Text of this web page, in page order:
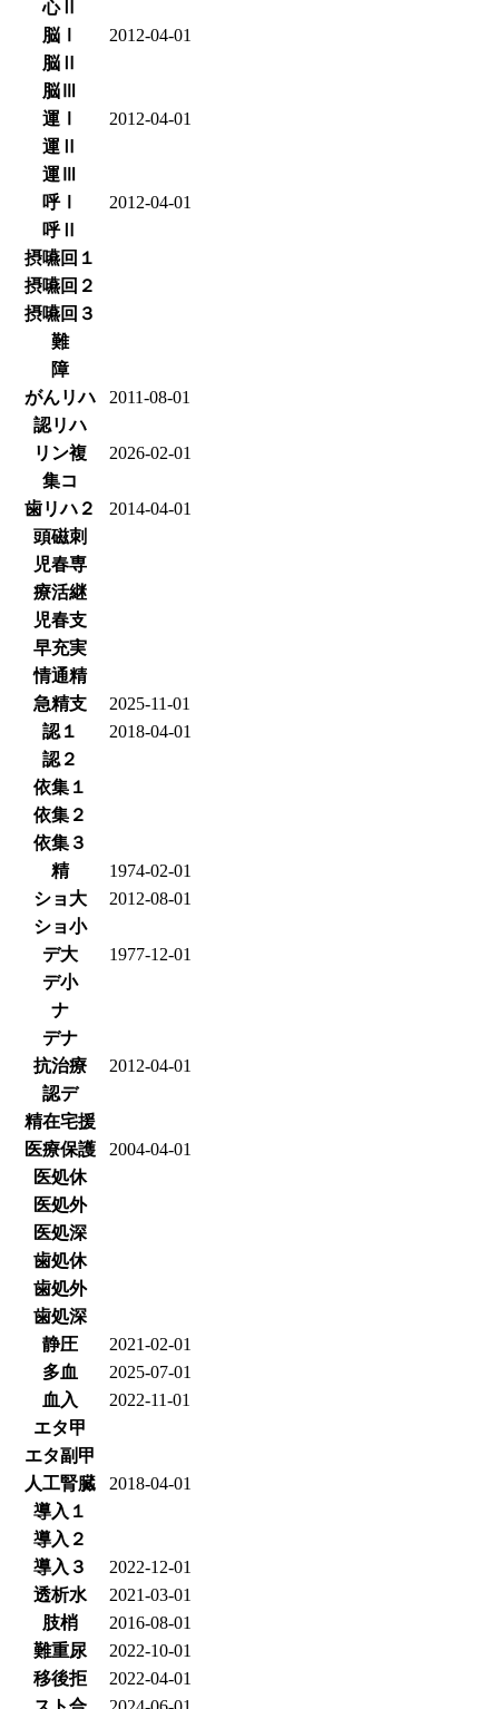
心Ⅱ
脳Ⅰ
2012-04-01
脳Ⅱ
脳Ⅲ
運Ⅰ
2012-04-01
運Ⅱ
運Ⅲ
呼Ⅰ
2012-04-01
呼Ⅱ
摂嚥回１
摂嚥回２
摂嚥回３
難
障
がんリハ
2011-08-01
認リハ
リン複
2026-02-01
集コ
歯リハ２
2014-04-01
頭磁刺
児春専
療活継
児春支
早充実
情通精
急精支
2025-11-01
認１
2018-04-01
認２
依集１
依集２
依集３
精
1974-02-01
ショ大
2012-08-01
ショ小
デ大
1977-12-01
デ小
ナ
デナ
抗治療
2012-04-01
認デ
精在宅援
医療保護
2004-04-01
医処休
医処外
医処深
歯処休
歯処外
歯処深
静圧
2021-02-01
多血
2025-07-01
血入
2022-11-01
エタ甲
エタ副甲
人工腎臓
2018-04-01
導入１
導入２
導入３
2022-12-01
透析水
2021-03-01
肢梢
2016-08-01
難重尿
2022-10-01
移後拒
2022-04-01